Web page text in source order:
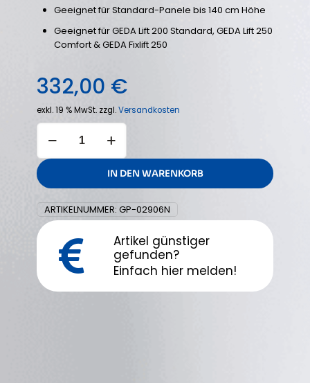
Geeignet für Standard-Panele bis 140 cm Höhe
Geeignet für GEDA Lift 200 Standard, GEDA Lift 250
Comfort & GEDA Fixlift 250
332,00 €
exkl. 19 % MwSt. zzgl.Versandkosten
GEDA
Umrüstsatz
für
Solarpritsche
Menge
IN DEN WARENKORB
ARTIKELNUMMER: GP-02906N
Artikel günstiger
gefunden?
Einfach hier melden!